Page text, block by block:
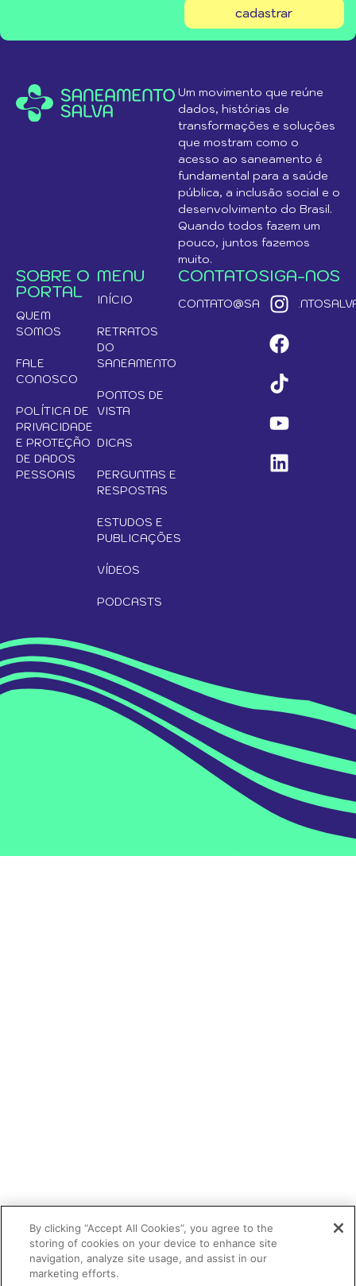
cadastrar
Um movimento que reúne
dados, histórias de
transformações e soluções
que mostram como o
acesso ao saneamento é
fundamental para a saúde
pública, a inclusão social e o
desenvolvimento do Brasil.
Quando todos fazem um
pouco, juntos fazemos
muito.
SOBRE O
PORTAL
QUEM
SOMOS
FALE
CONOSCO
POLÍTICA DE
PRIVACIDADE
E PROTEÇÃO
DE DADOS
PESSOAIS
MENU
INÍCIO
RETRATOS
DO
SANEAMENTO
PONTOS DE
VISTA
DICAS
PERGUNTAS E
RESPOSTAS
ESTUDOS E
PUBLICAÇÕES
VÍDEOS
PODCASTS
CONTATOSIGA-NOS
By clicking “Accept All Cookies”, you agree to the
storing of cookies on your device to enhance site
navigation, analyze site usage, and assist in our
marketing efforts.